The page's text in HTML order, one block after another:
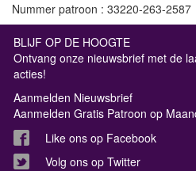
Nummer patroon : 33220-263-2587
BLIJF OP DE HOOGTE
Ontvang onze nieuwsbrief met de
acties!
Aanmelden Nieuwsbrief
Aanmelden Gratis Patroon op
Like ons op Facebook
Volg ons op Twitter